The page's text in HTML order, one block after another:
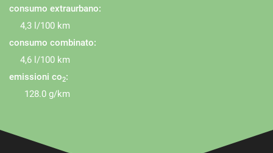
consumo extraurbano:
4,3 l/100 km
consumo combinato:
4,6 l/100 km
emissioni co2:
128.0 g/km